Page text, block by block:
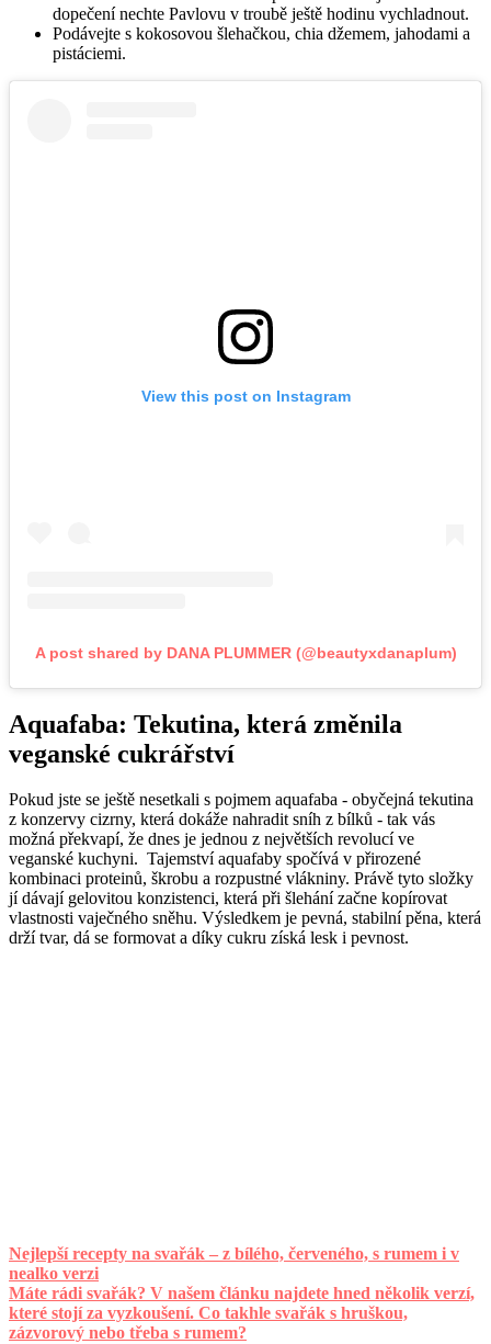
dopečení nechte Pavlovu v troubě ještě hodinu vychladnout.
Podávejte s kokosovou šlehačkou, chia džemem, jahodami a
pistáciemi.
View this post on Instagram
A post shared by DANA PLUMMER (@beautyxdanaplum)
Aquafaba: Tekutina, která změnila
veganské cukrářství
Pokud jste se ještě nesetkali s pojmem aquafaba - obyčejná tekutina
z konzervy cizrny, která dokáže nahradit sníh z bílků - tak vás
možná překvapí, že dnes je jednou z největších revolucí ve
veganské kuchyni. Tajemství aquafaby spočívá v přirozené
kombinaci proteinů, škrobu a rozpustné vlákniny. Právě tyto složky
jí dávají gelovitou konzistenci, která při šlehání začne kopírovat
vlastnosti vaječného sněhu. Výsledkem je pevná, stabilní pěna, která
drží tvar, dá se formovat a díky cukru získá lesk i pevnost.
Nejlepší recepty na svařák – z bílého, červeného, s rumem i v
nealko verzi
Máte rádi svařák? V našem článku najdete hned několik verzí,
které stojí za vyzkoušení. Co takhle svařák s hruškou,
zázvorový nebo třeba s rumem?